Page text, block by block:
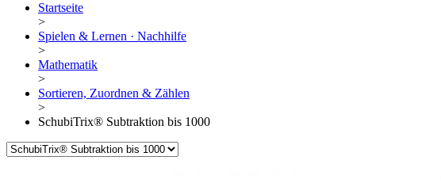
Startseite
>
Spielen & Lernen · Nachhilfe
>
Mathematik
>
Sortieren, Zuordnen & Zählen
>
SchubiTrix® Subtraktion bis 1000